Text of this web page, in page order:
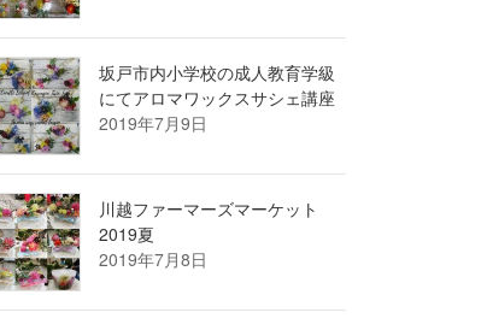
坂戸市内小学校の成人教育学級
にてアロマワックスサシェ講座
2019年7月9日
川越ファーマーズマーケット
2019夏
2019年7月8日